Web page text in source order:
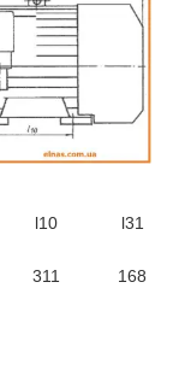
l10 l31
311 168